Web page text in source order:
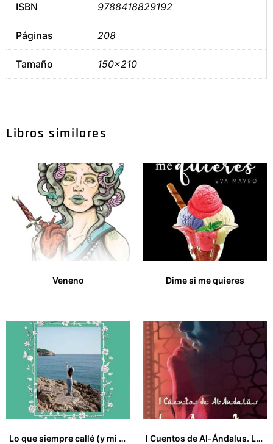
ISBN 9788418829192
Páginas 208
Tamaño 150×210
Libros similares
Veneno
Dime si me quieres
Lo que siempre callé (y mi jardín de mariposas)
I Cuentos de Al-Ándalus. Los Amantes del Hamman